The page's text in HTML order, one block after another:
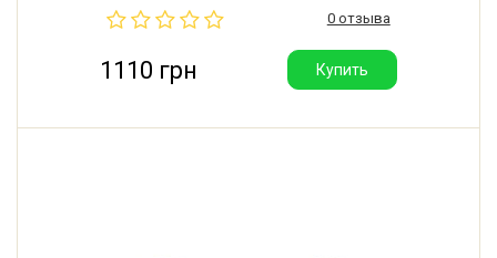
0 отзыва
1110 грн Купить